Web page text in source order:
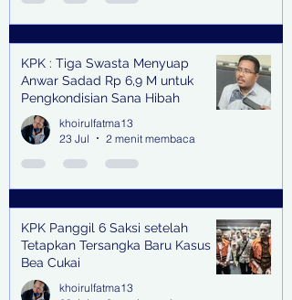
KPK : Tiga Swasta Menyuap
Anwar Sadad Rp 6,9 M untuk
Pengkondisian Sana Hibah
khoirulfatma13
23 Jul
2 menit membaca
KPK Panggil 6 Saksi setelah
Tetapkan Tersangka Baru Kasus
Bea Cukai
khoirulfatma13